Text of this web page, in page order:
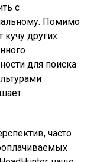
с
Помимо
других
для поиска
часто